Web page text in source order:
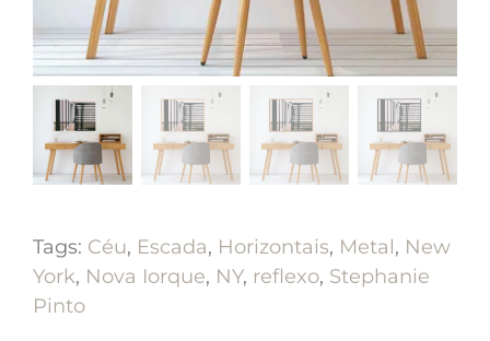
Tags: Céu, Escada, Horizontais, Metal, New
York, Nova Iorque, NY, reflexo, Stephanie
Pinto